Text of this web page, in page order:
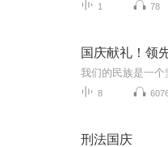
1 78
国庆献礼！领
8
刑法国庆